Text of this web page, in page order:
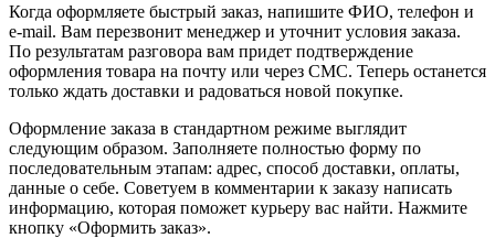
Когда оформляете быстрый заказ, напишите ФИО, телефон и
e-mail. Вам перезвонит менеджер и уточнит условия заказа.
По результатам разговора вам придет подтверждение
оформления товара на почту или через СМС. Теперь останется
только ждать доставки и радоваться новой покупке.
Оформление заказа в стандартном режиме выглядит
следующим образом. Заполняете полностью форму по
последовательным этапам: адрес, способ доставки, оплаты,
данные о себе. Советуем в комментарии к заказу написать
информацию, которая поможет курьеру вас найти. Нажмите
кнопку «Оформить заказ».